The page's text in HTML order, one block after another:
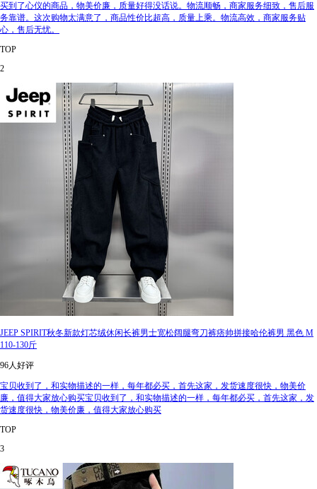
买到了心仪的商品，物美价廉，质量好得没话说。物流顺畅，商家服务细致，售后服
务靠谱。这次购物太满意了，商品性价比超高，质量上乘。物流高效，商家服务贴
心，售后无忧。
TOP
2
JEEP SPIRIT秋冬新款灯芯绒休闲长裤男士宽松阔腿弯刀裤痞帅拼接哈伦裤男 黑色 M
110-130斤
96人好评
宝贝收到了，和实物描述的一样，每年都必买，首先这家，发货速度很快，物美价
廉，值得大家放心购买宝贝收到了，和实物描述的一样，每年都必买，首先这家，发
货速度很快，物美价廉，值得大家放心购买
TOP
3